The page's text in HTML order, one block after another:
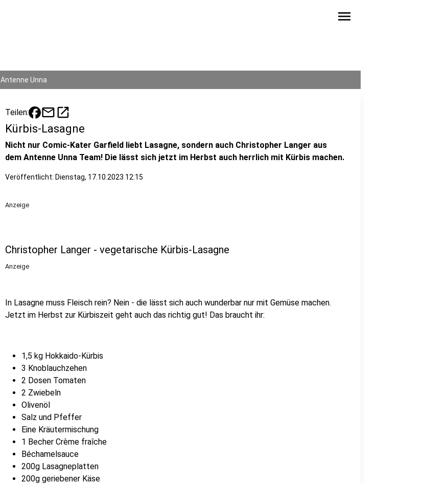
menu
Antenne Unna
Teilen: mailopen_in_new
Kürbis-Lasagne
Nicht nur Comic-Kater Garfield liebt Lasagne, sondern auch Christopher Langer aus
dem Antenne Unna Team! Die lässt sich jetzt im Herbst auch herrlich mit Kürbis machen.
Veröffentlicht: Dienstag, 17.10.2023 12:15
Anzeige
Christopher Langer - vegetarische Kürbis-Lasagne
Anzeige
In Lasagne muss Fleisch rein? Nein - die lässt sich auch wunderbar nur mit Gemüse machen.
Jetzt im Herbst zur Kürbiszeit geht auch das richtig gut! Das braucht ihr:
1,5 kg Hokkaido-Kürbis
3 Knoblauchzehen
2 Dosen Tomaten
2 Zwiebeln
Olivenöl
Salz und Pfeffer
Eine Kräutermischung
1 Becher Crème fraîche
Béchamelsauce
200g Lasagneplatten
200g geriebener Käse